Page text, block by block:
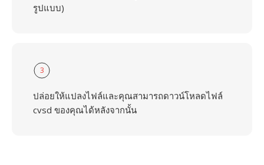
รูปแบบ)
3
ปล่อยให้แปลงไฟล์และคุณสามารถดาวน์โหลดไฟล์
cvsd ของคุณได้หลังจากนั้น